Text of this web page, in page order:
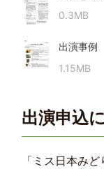
0.3MB
出演事例
1.15MB
出演申込
「ミス日本み